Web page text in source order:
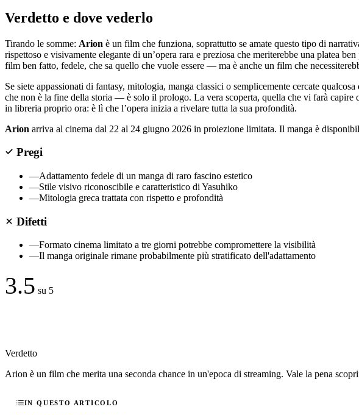
Verdetto e dove vederlo
Tirando le somme: Arion è un film che funziona, soprattutto se amate questo tipo di
rispettoso e visivamente elegante di un’opera rara e preziosa che meriterebbe una platea
film ben fatto, fedele, che sa quello che vuole essere — ma è anche un film che
Se siete appassionati di fantasy, mitologia, manga classici o semplicemente cercate
che non è la fine della storia — è solo il prologo. La vera scoperta, quella che vi farà capire
in libreria proprio ora: è lì che l’opera inizia a rivelare tutta la sua profondità.
Arion arriva al cinema dal 22 al 24 giugno 2026 in proiezione limitata. Il manga è
Pregi
—Adattamento fedele di un manga di raro fascino estetico
—Stile visivo riconoscibile e caratteristico di Yasuhiko
—Mitologia greca trattata con rispetto e profondità
Difetti
—Formato cinema limitato a tre giorni potrebbe compromettere la visibilità
—Il manga originale rimane probabilmente più stratificato dell'adattamento
3.5 su 5
Verdetto
Arion è un film che merita una seconda chance in un'epoca di streaming. Vale la pena
IN QUESTO ARTICOLO